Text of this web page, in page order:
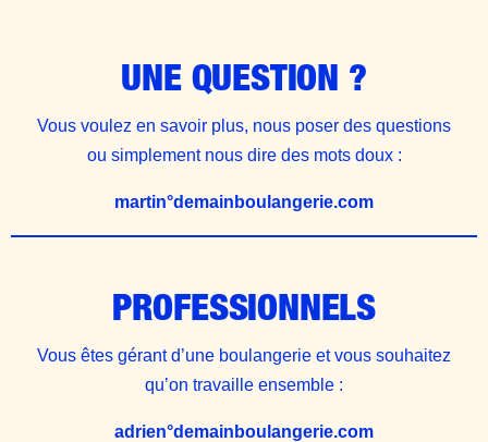
UNE QUESTION ?
Vous voulez en savoir plus, nous poser des questions
ou simplement nous dire des mots doux :
martin°demainboulangerie.com
PROFESSIONNELS
Vous êtes gérant d’une boulangerie et vous souhaitez
qu’on travaille ensemble :
adrien°demainboulangerie.com